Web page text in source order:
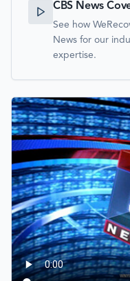
CBS News
See how
News for our
expertise.